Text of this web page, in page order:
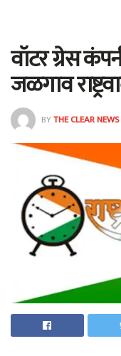
वॉटर ग्रेस
जळगाव
BYTHE CLEAR